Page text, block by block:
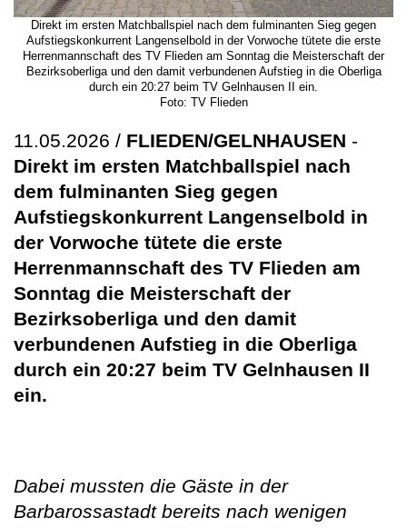
Direkt im ersten Matchballspiel nach dem fulminanten Sieg gegen
Aufstiegskonkurrent Langenselbold in der Vorwoche tütete die erste
Herrenmannschaft des TV Flieden am Sonntag die Meisterschaft der
Bezirksoberliga und den damit verbundenen Aufstieg in die Oberliga
durch ein 20:27 beim TV Gelnhausen II ein.
Foto: TV Flieden
11.05.2026 / FLIEDEN/GELNHAUSEN -
Direkt im ersten Matchballspiel nach
dem fulminanten Sieg gegen
Aufstiegskonkurrent Langenselbold in
der Vorwoche tütete die erste
Herrenmannschaft des TV Flieden am
Sonntag die Meisterschaft der
Bezirksoberliga und den damit
verbundenen Aufstieg in die Oberliga
durch ein 20:27 beim TV Gelnhausen II
ein.
Dabei mussten die Gäste in der
Barbarossastadt bereits nach wenigen